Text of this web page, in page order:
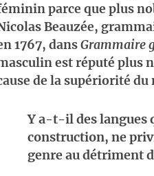
parce que plus
Beauzée,
1767, dansGrammaire
est réputé plus
de la supériorité
Y a-t-il des langues
construction, ne
genre au détriment